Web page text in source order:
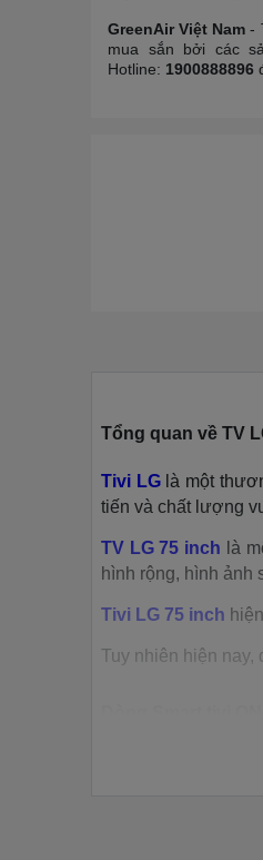
GreenAir Việt Nam -
mua sắn bởi các
Hotline: 1900888896
Tổng quan về TV
Tivi LGlà một
tiến và chất lượng
TV LG 75 inch là
hình rộng, hình ảnh
Tivi LG 75 inch
Tuy nhiên hiện nay,